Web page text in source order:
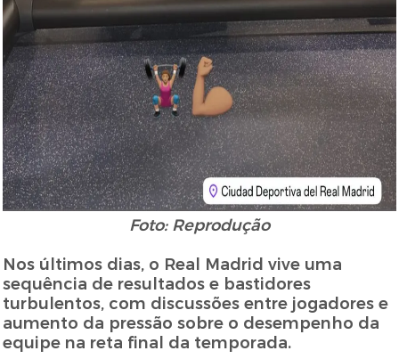
Foto: Reprodução
Nos últimos dias, o Real Madrid vive uma
sequência de resultados e bastidores
turbulentos, com discussões entre jogadores e
aumento da pressão sobre o desempenho da
equipe na reta final da temporada.